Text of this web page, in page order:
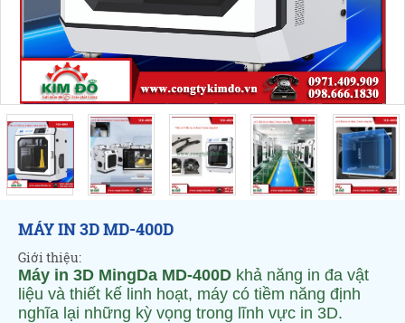
MÁY IN 3D MD-400D
Giới thiệu:
Máy in 3D MingDa MD-400D khả năng in đa vật
liệu và thiết kế linh hoạt, máy có tiềm năng định
nghĩa lại những kỳ vọng trong lĩnh vực in 3D.